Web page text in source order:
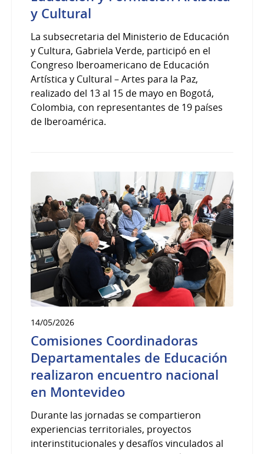
y Cultural
La subsecretaria del Ministerio de Educación
y Cultura, Gabriela Verde, participó en el
Congreso Iberoamericano de Educación
Artística y Cultural – Artes para la Paz,
realizado del 13 al 15 de mayo en Bogotá,
Colombia, con representantes de 19 países
de Iberoamérica.
14/05/2026
Comisiones Coordinadoras
Departamentales de Educación
realizaron encuentro nacional
en Montevideo
Durante las jornadas se compartieron
experiencias territoriales, proyectos
interinstitucionales y desafíos vinculados al